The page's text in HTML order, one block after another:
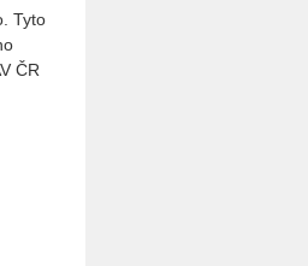
Tyto
ČR